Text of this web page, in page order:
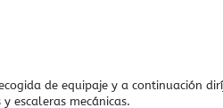
de equipaje y a continuación
escaleras mecánicas.